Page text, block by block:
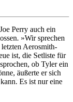
Perry auch ein
»Wir sprechen
Aerosmith-
ist, die Setliste für
ob Tyler ein
äußerte er sich
Es ist nur eine